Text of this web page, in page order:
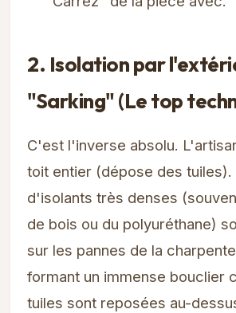
2. Isolation par
"Sarking" (Le top
C'est l'inverse absolu.
toit entier (dépose des tuiles).
d'isolants très denses
de bois ou du polyuréthane)
sur les pannes de la charpente
formant un immense bouclier
tuiles sont reposées au-